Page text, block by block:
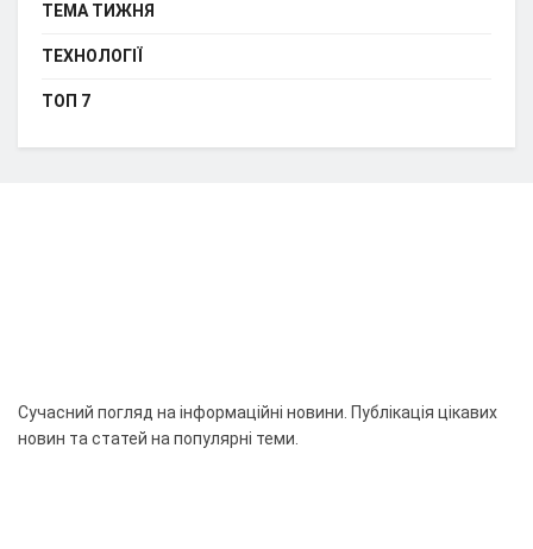
ТЕМА ТИЖНЯ
ТЕХНОЛОГІЇ
ТОП 7
Сучасний погляд на інформаційні новини. Публікація цікавих
новин та статей на популярні теми.